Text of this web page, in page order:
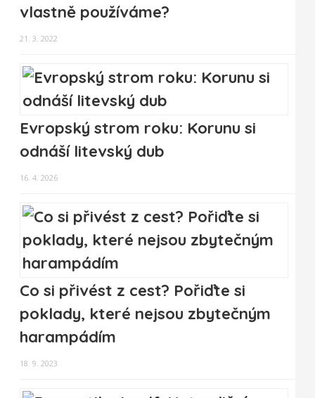
vlastně používáme?
21. 3. 2022
Evropský strom roku: Korunu si
odnáší litevský dub
16. 4. 2026
Co si přivést z cest? Pořiďte si
poklady, které nejsou zbytečným
harampádím
18. 9. 2023